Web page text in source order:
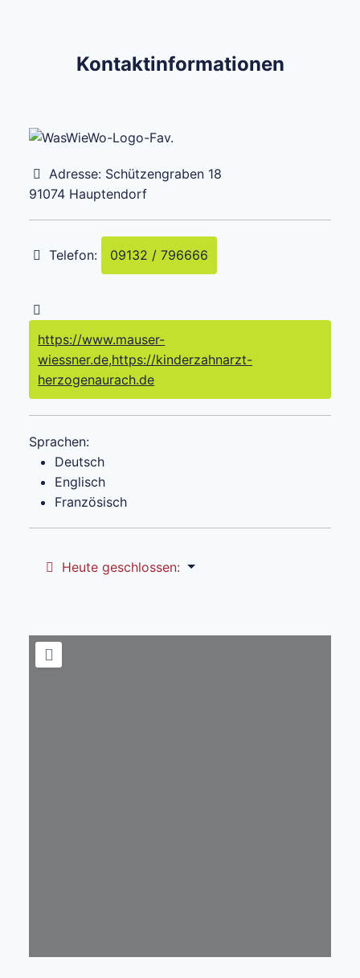
Kontaktinformationen
Adresse: Schützengraben 18
91074 Hauptendorf
Telefon: 09132 / 796666
https://www.mauser-
wiessner.de,https://kinderzahnarzt-
herzogenaurach.de
Sprachen:
Deutsch
Englisch
Französisch
Heute geschlossen: